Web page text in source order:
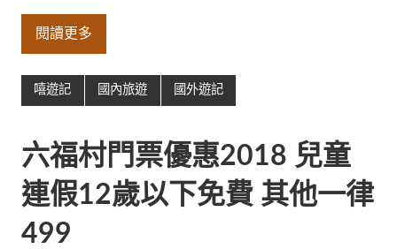
閱讀更多
嘻遊記 國內旅遊 國外遊記
六福村門票優惠2018 兒童
連假12歲以下免費 其他一律
499